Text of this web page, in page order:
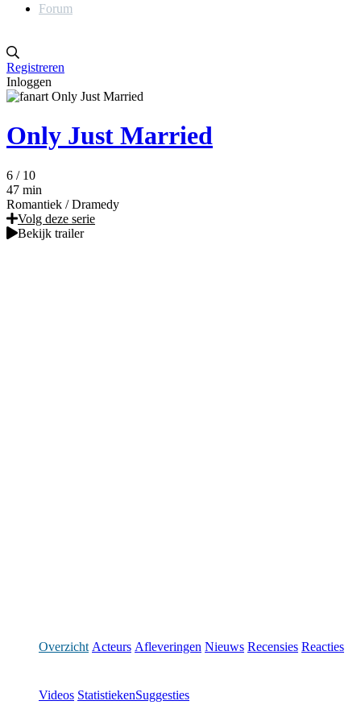
Forum
Registreren
Inloggen
Only Just Married
6 / 10
47 min
Romantiek / Dramedy
Volg deze serie
Bekijk trailer
Overzicht Acteurs Afleveringen Nieuws Recensies Reacties
Videos StatistiekenSuggesties